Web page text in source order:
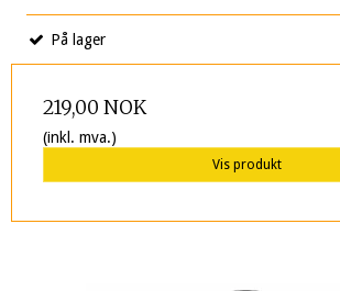
På lager
219,00 NOK
(inkl. mva.)
Vis produkt